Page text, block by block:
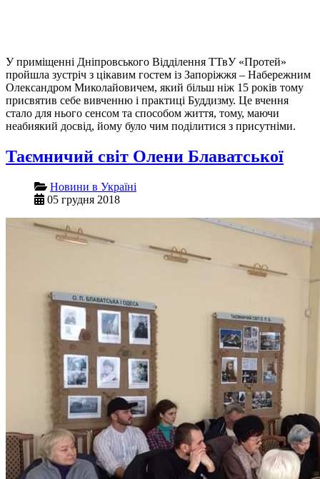
У приміщенні Дніпровського Відділення ТТвУ «Протей»
пройшла зустріч з цікавим гостем із Запоріжжя – Набережним
Олександром Миколайовичем, який більш ніж 15 років тому
присвятив себе вивченню і практиці Буддизму. Це вчення
стало для нього сенсом та способом життя, тому, маючи
неабиякий досвід, йому було чим поділитися з присутніми.
Таємничий світ Олени Блаватської
Новини в Україні
05 грудня 2018